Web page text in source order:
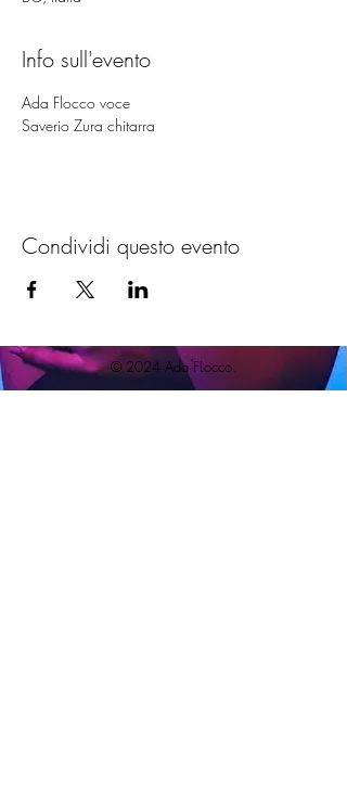
Info sull'evento
Ada Flocco voce
Saverio Zura chitarra
Condividi questo evento
© 2024 Ada FLocco.